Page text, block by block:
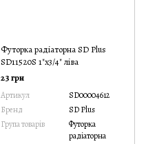
Футорка радіаторна SD Plus
SD11520S 1"х3/4" ліва
23 грн
Артикул
SD00004612
Бренд
SD Plus
Група товарів
Футорка
радіаторна